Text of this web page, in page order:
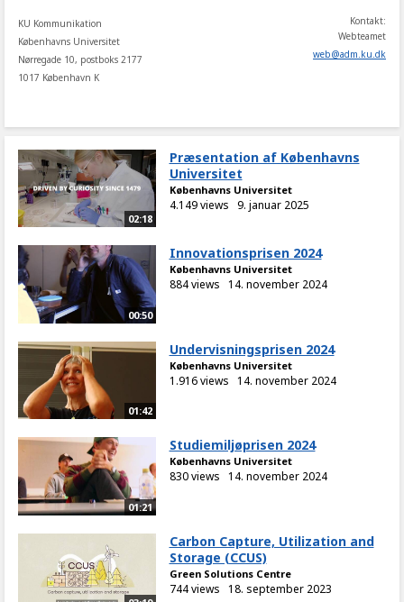
KU Kommunikation
Københavns Universitet
Nørregade 10, postboks 2177
1017 København K
Kontakt:
Webteamet
web@adm.ku.dk
02:18
Præsentation af Københavns
Universitet
Københavns Universitet
4.149 views 9. januar 2025
00:50
Innovationsprisen 2024
Københavns Universitet
884 views 14. november 2024
01:42
Undervisningsprisen 2024
Københavns Universitet
1.916 views 14. november 2024
01:21
Studiemiljøprisen 2024
Københavns Universitet
830 views 14. november 2024
Carbon Capture, Utilization and
Storage (CCUS)
Green Solutions Centre
744 views 18. september 2023